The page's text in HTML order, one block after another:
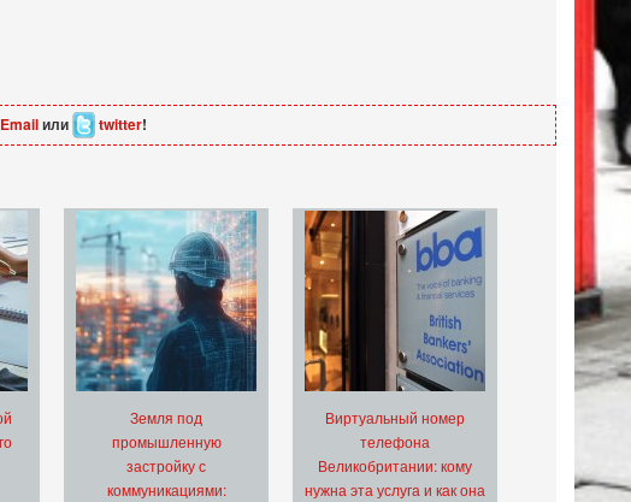
Emailили twitter!
Земля под
промышленную
застройку с
коммуникациями:
Виртуальный номер
телефона
Великобритании: кому
нужна эта услуга и как она